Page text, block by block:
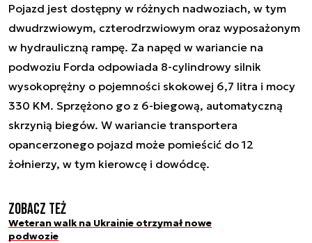
Pojazd jest dostępny w różnych nadwoziach, w tym
dwudrzwiowym, czterodrzwiowym oraz wyposażonym
w hydrauliczną rampę. Za napęd w wariancie na
podwoziu Forda odpowiada 8-cylindrowy silnik
wysokoprężny o pojemności skokowej 6,7 litra i mocy
330 KM. Sprzężono go z 6-biegową, automatyczną
skrzynią biegów. W wariancie transportera
opancerzonego pojazd może pomieścić do 12
żołnierzy, w tym kierowcę i dowódcę.
Zobacz też
Weteran walk na Ukrainie otrzymał nowe
podwozie